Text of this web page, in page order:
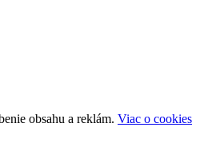
obsahu a reklám. Viac o cookies